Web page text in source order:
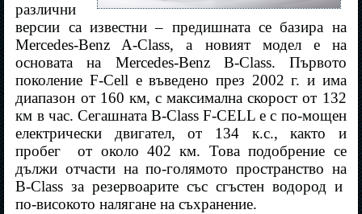
различни
версии са известни – предишната се базира на
Mercedes-Benz A-Class, а новият модел е на
основата на Mercedes-Benz B-Class. Първото
поколение F-Cell е въведено през 2002 г. и има
диапазон от 160 км, с максимална скорост от 132
км в час. Сегашната B-Class F-CELL е с по-мощен
електрически двигател, от 134 к.с., както и
пробег
от около 402 км. Това подобрение се
дължи отчасти на по-голямото пространство на
B-Class за резервоарите със сгъстен водород и
по-високото налягане на съхранение.